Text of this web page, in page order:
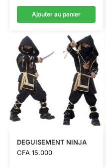
Ajouter au panier
DEGUISEMENT NINJA
CFA15.000